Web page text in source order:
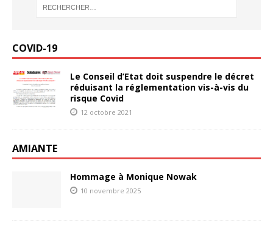
COVID-19
Le Conseil d’Etat doit suspendre le décret
réduisant la réglementation vis-à-vis du
risque Covid
12 octobre 2021
AMIANTE
Hommage à Monique Nowak
10 novembre 2025